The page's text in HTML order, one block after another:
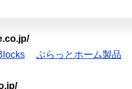
ぷらっとホーム製品